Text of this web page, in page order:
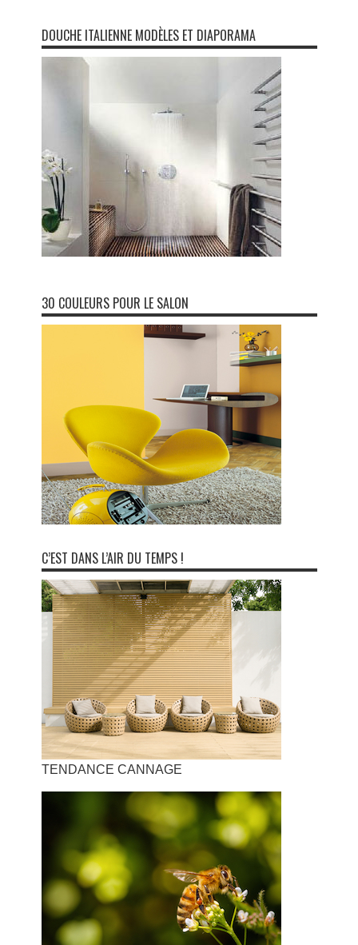
DOUCHE ITALIENNE MODÈLES ET DIAPORAMA
30 COULEURS POUR LE SALON
C’EST DANS L’AIR DU TEMPS !
TENDANCE CANNAGE